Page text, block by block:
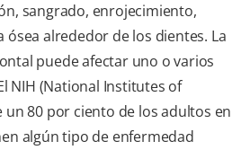
sangrado, enrojecimiento,
ósea alrededor de los dientes. La
puede afectar uno o varios
NIH (National Institutes of
80 por ciento de los adultos en
algún tipo de enfermedad